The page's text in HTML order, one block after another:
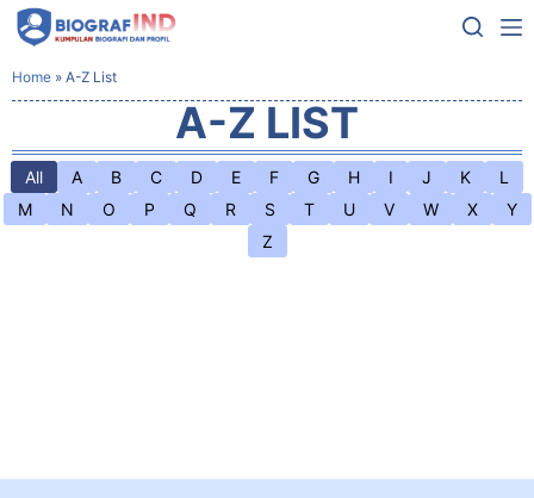
Home » A-Z List
A-Z LIST
All A B C D E F G H I J K
L
M
N O P Q R S T U V W X
Y
Z